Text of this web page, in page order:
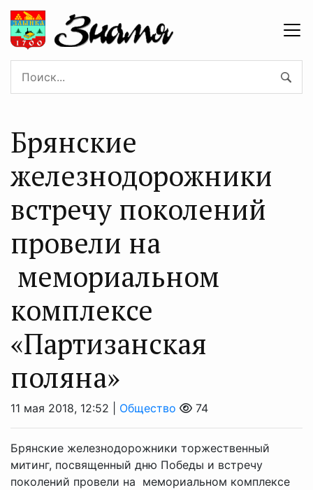
Брянские
железнодорожники
встречу поколений
провели на
мемориальном
комплексе
«Партизанская
поляна»
11 мая 2018, 12:52 | Общество 74
Брянские железнодорожники торжественный
митинг, посвященный дню Победы и встречу
поколений провели на мемориальном комплексе